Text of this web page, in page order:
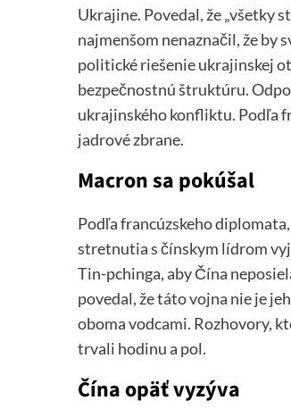
Ukrajine. Povedal, že „všetky
najmenšom nenaznačil, že by
politické riešenie ukrajinskej
bezpečnostnú štruktúru.
ukrajinského konfliktu. Podľa
jadrové zbrane.
Macron sa pokúšal
Podľa francúzskeho
stretnutia s čínskym lídrom
Tin-pchinga, aby Čína
povedal, že táto vojna nie je
oboma vodcami. Rozhovory,
trvali hodinu a pol.
Čína opäť vyzýva